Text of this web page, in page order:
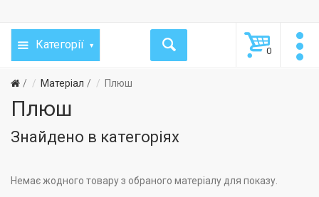
Категорії 0
Матеріал Плюш
Плюш
Знайдено в категоріях
Немає жодного товару з обраного матеріалу для показу.